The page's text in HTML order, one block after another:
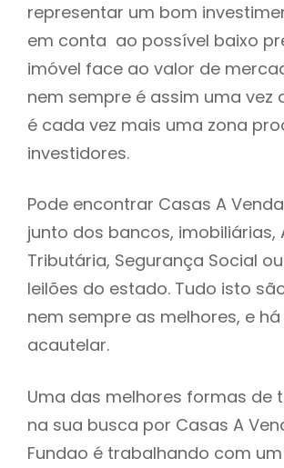
representar um bom
em conta ao possível baixo
imóvel face ao valor de
nem sempre é assim uma vez
é cada vez mais uma zona
investidores.
Pode encontrar Casas A
junto dos bancos, imobiliárias,
Tributária, Segurança Social
leilões do estado. Tudo isto
nem sempre as melhores, e
acautelar.
Uma das melhores formas de
na sua busca por Casas A
Fundao é trabalhando com um